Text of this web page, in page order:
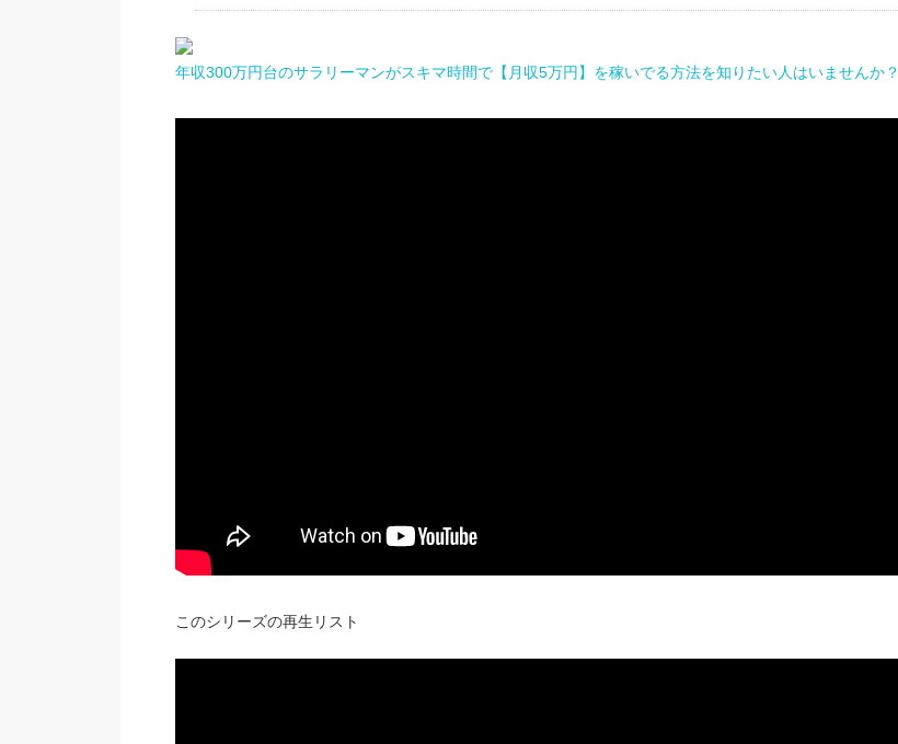
年収300万円台のサラリーマンがスキマ時間で【月収5万円】を稼いでる方法を知りたい人はいませんか？
このシリーズの再生リスト